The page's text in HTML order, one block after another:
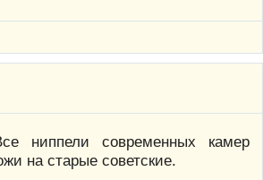
ниппели современных камер
на старые советские.